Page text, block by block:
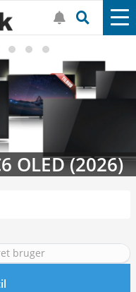
OLED (2026)
bruger